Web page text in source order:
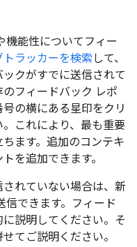
機能性についてフィー
トラッカーを検索 して、
クがすでに送信されて
フィードバック レポ
の横にある星印をクリ
これにより、最も重要
ます。追加のコンテキ
を追加できます。
れていない場合は、新
信できます。フィード
説明してください。そ
てご説明ください。